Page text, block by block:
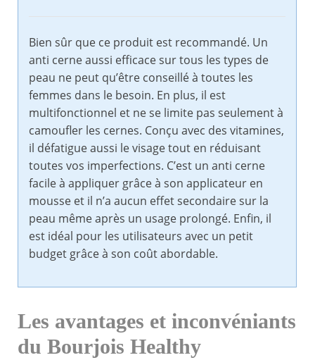
Bien sûr que ce produit est recommandé. Un
anti cerne aussi efficace sur tous les types de
peau ne peut qu’être conseillé à toutes les
femmes dans le besoin. En plus, il est
multifonctionnel et ne se limite pas seulement à
camoufler les cernes. Conçu avec des vitamines,
il défatigue aussi le visage tout en réduisant
toutes vos imperfections. C’est un anti cerne
facile à appliquer grâce à son applicateur en
mousse et il n’a aucun effet secondaire sur la
peau même après un usage prolongé. Enfin, il
est idéal pour les utilisateurs avec un petit
budget grâce à son coût abordable.
Les avantages et inconvéniants
du Bourjois Healthy